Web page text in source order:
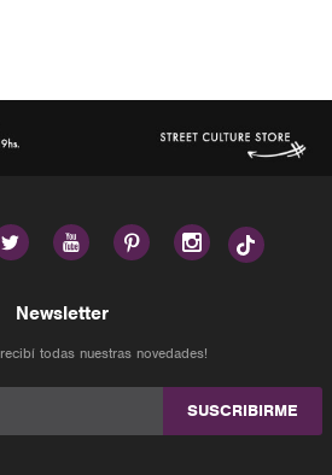
   
Newsletter
todas nuestras novedades!
SUSCRIBIRME